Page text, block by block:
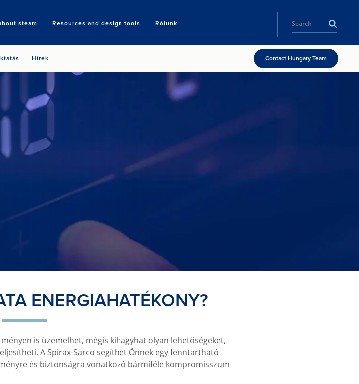
steam Resources and design tools Rólunk
Search
Hírek Contact Hungary Team
ENERGIAHATÉKONY?
is üzemelhet, mégis kihagyhat olyan lehetőségeket,
A Spirax-Sarco segíthet Önnek egy fenntartható
és biztonságra vonatkozó bármiféle kompromisszum